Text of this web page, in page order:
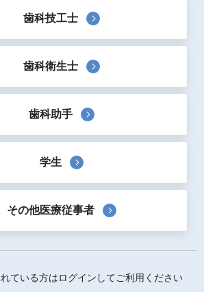
定価：3,200円(税抜)
出版社：デンタルダイヤモンド社
歯周療法
お口の健康 全身元気
6,400円(税抜)
著者：第２２回 日本歯科医学会総会準備委員会
歯科臨床一般 その他
定価：3,400円(税抜)
歯科技工士
歯科衛生士
歯科助手
学生
その他医療従事者
ている方はログインしてご利用ください